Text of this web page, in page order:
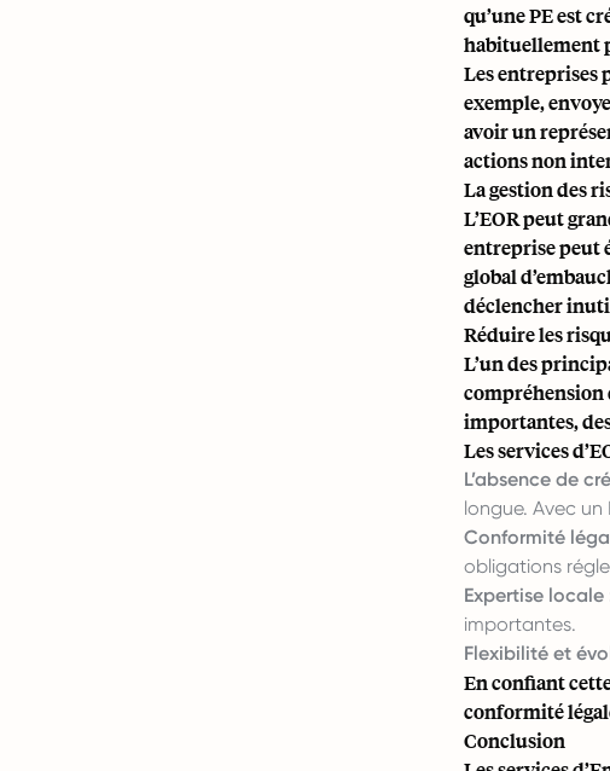
qu’une PE est
habituellement
Les entreprises
exemple,
avoir un
actions non
La gestion des
L’EOR peut
entreprise peut
global
déclencher
Réduire les
L’un des
compréhension
importantes,
Les services
L’absence de
longue. Avec
Conformité
obligations
Expertise locale
importantes.
Flexibilité et
En confiant
conformité
Conclusion